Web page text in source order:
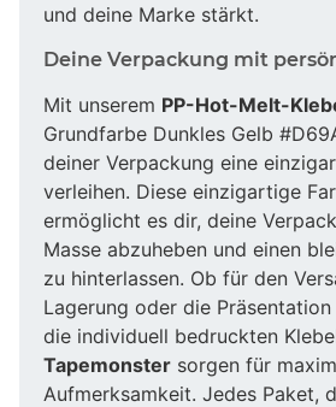
und deine Marke stärkt.
Deine Verpackung mit
Mit unserem PP-Hot-Melt-
Grundfarbe Dunkles Gelb
deiner Verpackung eine
verleihen. Diese einzigartige
ermöglicht es dir, deine
Masse abzuheben und einen
zu hinterlassen. Ob für den
Lagerung oder die
die individuell bedruckten
Tapemonster sorgen für
Aufmerksamkeit. Jedes Paket,